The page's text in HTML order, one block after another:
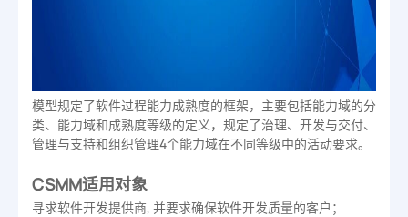
模型规定了软件过程能力成熟度的框架，主要包括能力域的分
类、能力域和成熟度等级的定义，规定了治理、开发与交付、
管理与支持和组织管理4个能力域在不同等级中的活动要求。
CSMM适用对象
寻求软件开发提供商, 并要求确保软件开发质量的客户；